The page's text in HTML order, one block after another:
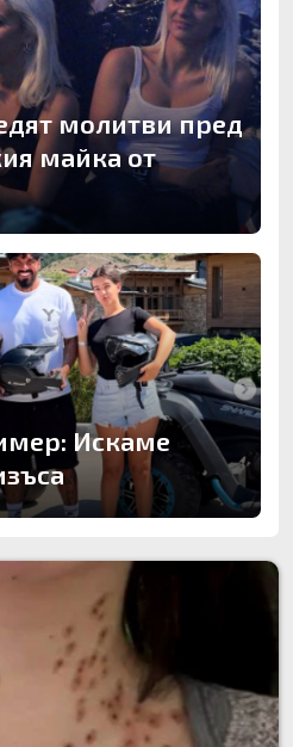
молитви пред
майка от
Искаме